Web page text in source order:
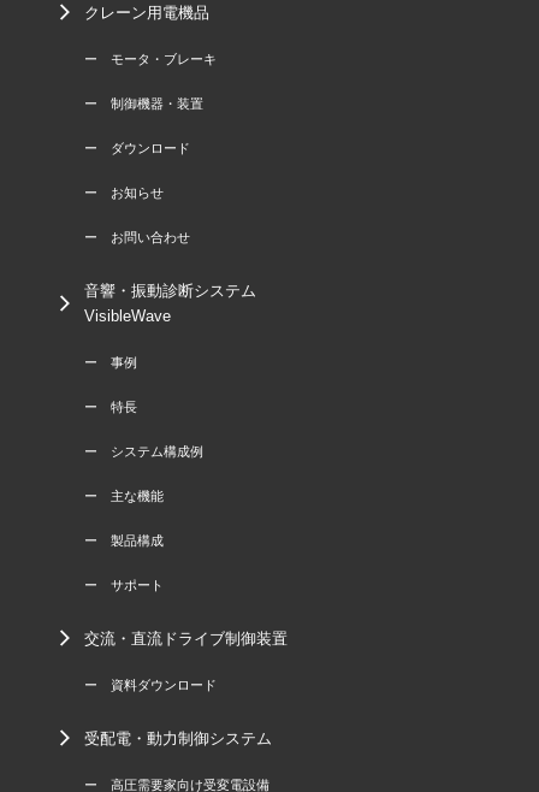
クレーン用電機品
ー モータ・ブレーキ
ー 制御機器・装置
ー ダウンロード
ー お知らせ
ー お問い合わせ
音響・振動診断システム
VisibleWave
ー 事例
ー 特長
ー システム構成例
ー 主な機能
ー 製品構成
ー サポート
交流・直流ドライブ制御装置
ー 資料ダウンロード
受配電・動力制御システム
ー 高圧需要家向け受変電設備